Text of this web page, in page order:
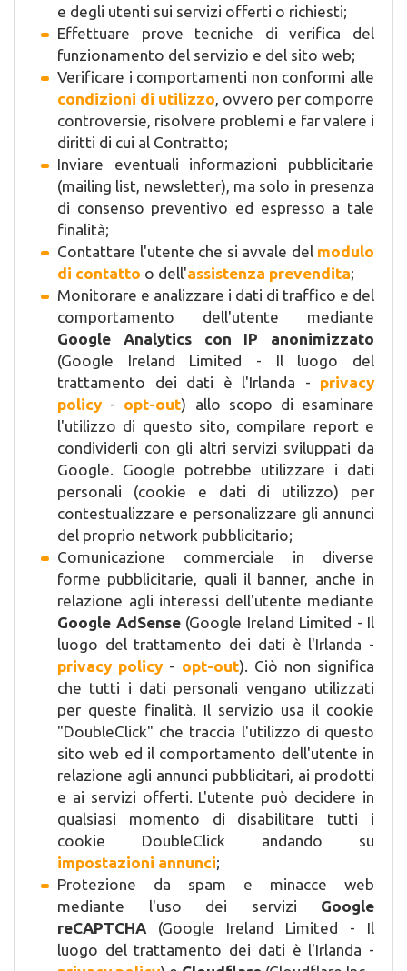
e degli utenti sui servizi offerti o richiesti;
Effettuare prove tecniche di verifica del
funzionamento del servizio e del sito web;
Verificare i comportamenti non conformi alle
condizioni di utilizzo, ovvero per comporre
controversie, risolvere problemi e far valere i
diritti di cui al Contratto;
Inviare eventuali informazioni pubblicitarie
(mailing list, newsletter), ma solo in presenza
di consenso preventivo ed espresso a tale
finalità;
Contattare l'utente che si avvale del modulo
di contatto o dell'assistenza prevendita;
Monitorare e analizzare i dati di traffico e del
comportamento dell'utente mediante
Google Analytics con IP anonimizzato
(Google Ireland Limited - Il luogo del
trattamento dei dati è l'Irlanda - privacy
policy- opt-out) allo scopo di esaminare
l'utilizzo di questo sito, compilare report e
condividerli con gli altri servizi sviluppati da
Google. Google potrebbe utilizzare i dati
personali (cookie e dati di utilizzo) per
contestualizzare e personalizzare gli annunci
del proprio network pubblicitario;
Comunicazione commerciale in diverse
forme pubblicitarie, quali il banner, anche in
relazione agli interessi dell'utente mediante
Google AdSense(Google Ireland Limited - Il
luogo del trattamento dei dati è l'Irlanda -
privacy policy- opt-out). Ciò non significa
che tutti i dati personali vengano utilizzati
per queste finalità. Il servizio usa il cookie
"DoubleClick" che traccia l'utilizzo di questo
sito web ed il comportamento dell'utente in
relazione agli annunci pubblicitari, ai prodotti
e ai servizi offerti. L'utente può decidere in
qualsiasi momento di disabilitare tutti i
cookie DoubleClick andando su
impostazioni annunci;
Protezione da spam e minacce web
mediante l'uso dei servizi Google
reCAPTCHA (Google Ireland Limited - Il
luogo del trattamento dei dati è l'Irlanda -